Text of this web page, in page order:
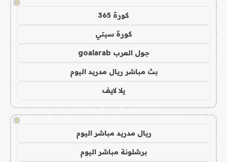
!
كورة 365
كورة سيتي
جول العرب goalarab
بث مباشر ريال مدريد اليوم
يلا لايف
!
ريال مدريد مباشر اليوم
برشلونة مباشر اليوم